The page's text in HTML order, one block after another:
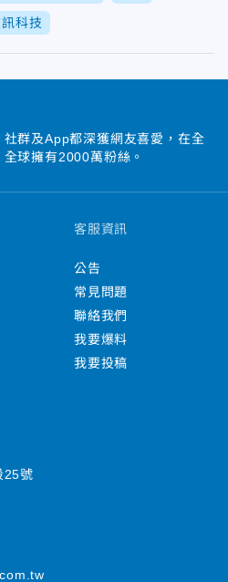
科技
群及App都深獲網友喜愛，在全
球擁有2000萬粉絲。
客服資訊
公告
常見問題
聯絡我們
我要爆料
我要投稿
25號